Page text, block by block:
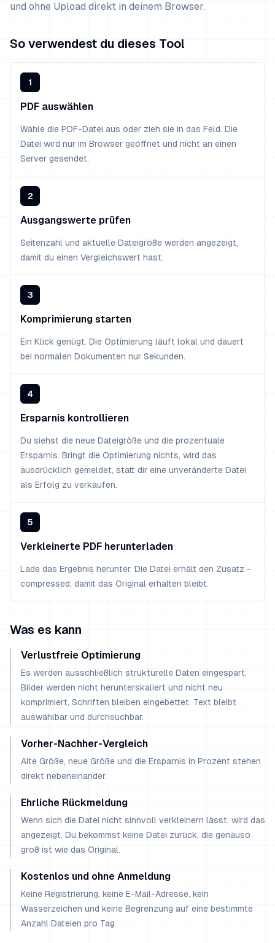
und ohne Upload direkt in deinem Browser.
So verwendest du dieses Tool
1
PDF auswählen
Wähle die PDF-Datei aus oder zieh sie in das Feld. Die
Datei wird nur im Browser geöffnet und nicht an einen
Server gesendet.
2
Ausgangswerte prüfen
Seitenzahl und aktuelle Dateigröße werden angezeigt,
damit du einen Vergleichswert hast.
3
Komprimierung starten
Ein Klick genügt. Die Optimierung läuft lokal und dauert
bei normalen Dokumenten nur Sekunden.
4
Ersparnis kontrollieren
Du siehst die neue Dateigröße und die prozentuale
Ersparnis. Bringt die Optimierung nichts, wird das
ausdrücklich gemeldet, statt dir eine unveränderte Datei
als Erfolg zu verkaufen.
5
Verkleinerte PDF herunterladen
Lade das Ergebnis herunter. Die Datei erhält den Zusatz -
compressed, damit das Original erhalten bleibt.
Was es kann
Verlustfreie Optimierung
Es werden ausschließlich strukturelle Daten eingespart.
Bilder werden nicht herunterskaliert und nicht neu
komprimiert, Schriften bleiben eingebettet. Text bleibt
auswählbar und durchsuchbar.
Vorher-Nachher-Vergleich
Alte Größe, neue Größe und die Ersparnis in Prozent stehen
direkt nebeneinander.
Ehrliche Rückmeldung
Wenn sich die Datei nicht sinnvoll verkleinern lässt, wird das
angezeigt. Du bekommst keine Datei zurück, die genauso
groß ist wie das Original.
Kostenlos und ohne Anmeldung
Keine Registrierung, keine E-Mail-Adresse, kein
Wasserzeichen und keine Begrenzung auf eine bestimmte
Anzahl Dateien pro Tag.